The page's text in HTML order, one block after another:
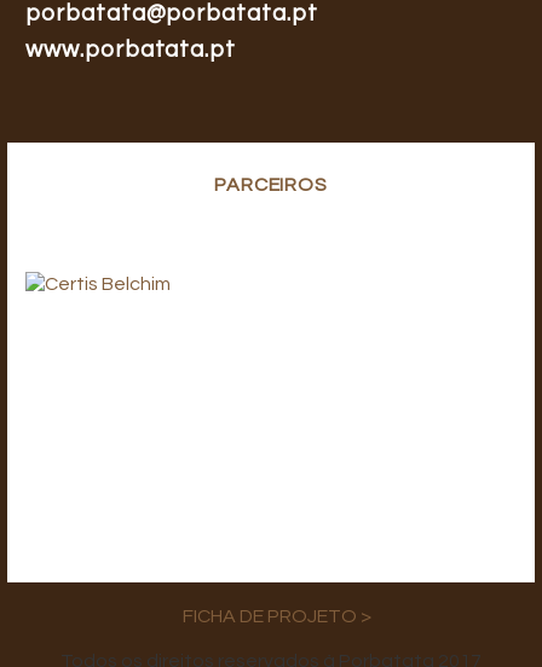
porbatata@porbatata.pt
www.porbatata.pt
PARCEIROS
FICHA DE PROJETO >
Todos os direitos reservados à Porbatata 2017